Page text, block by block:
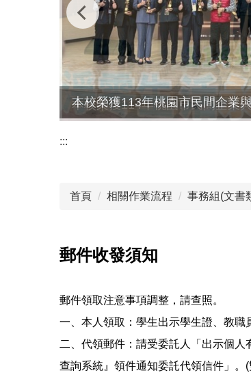
本校榮獲113年桃園市民間企業
:::
首頁 相關作業流程 事務組(文書
郵件收發須知
郵件領取注意事項調整，請查照。
一、本人領取：學生出示學生證、教職
二、代領郵件：請受委託人「出示個
查詢系統』領件通知委託代領信件」